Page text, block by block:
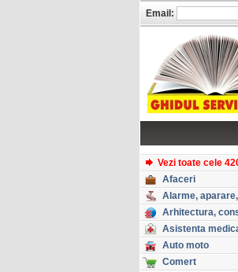
Vezi toate cele
Afaceri
Alarme,
Arhitectura,
Asistenta
Auto moto
Comert
Email: